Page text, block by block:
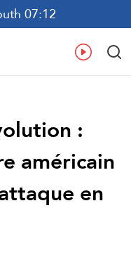
07:12
:
américain
en